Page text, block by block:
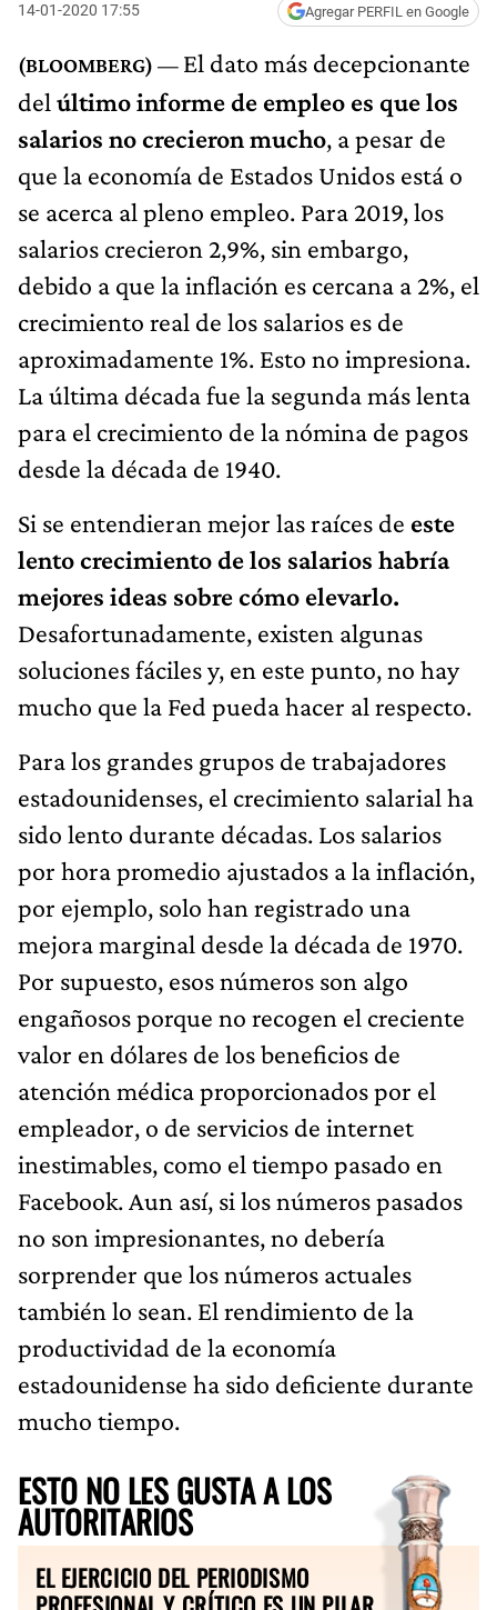
14-01-2020 17:55 Agregar PERFIL en Google
El dato más decepcionante
del último informe de empleo es que los
salarios no crecieron mucho, a pesar de
que la economía de Estados Unidos está o
se acerca al pleno empleo. Para 2019, los
salarios crecieron 2,9%, sin embargo,
debido a que la inflación es cercana a 2%, el
crecimiento real de los salarios es de
aproximadamente 1%. Esto no impresiona.
La última década fue la segunda más lenta
para el crecimiento de la nómina de pagos
desde la década de 1940.
Si se entendieran mejor las raíces de este
lento crecimiento de los salarios habría
mejores ideas sobre cómo elevarlo.
Desafortunadamente, existen algunas
soluciones fáciles y, en este punto, no hay
mucho que la Fed pueda hacer al respecto.
Para los grandes grupos de trabajadores
estadounidenses, el crecimiento salarial ha
sido lento durante décadas. Los salarios
por hora promedio ajustados a la inflación,
por ejemplo, solo han registrado una
mejora marginal desde la década de 1970.
Por supuesto, esos números son algo
engañosos porque no recogen el creciente
valor en dólares de los beneficios de
atención médica proporcionados por el
empleador, o de servicios de internet
inestimables, como el tiempo pasado en
Facebook. Aun así, si los números pasados ​​
no son impresionantes, no debería
sorprender que los números actuales
también lo sean. El rendimiento de la
productividad de la economía
estadounidense ha sido deficiente durante
mucho tiempo.
ESTO NO LES GUSTA A LOS
AUTORITARIOS
EL EJERCICIO DEL PERIODISMO